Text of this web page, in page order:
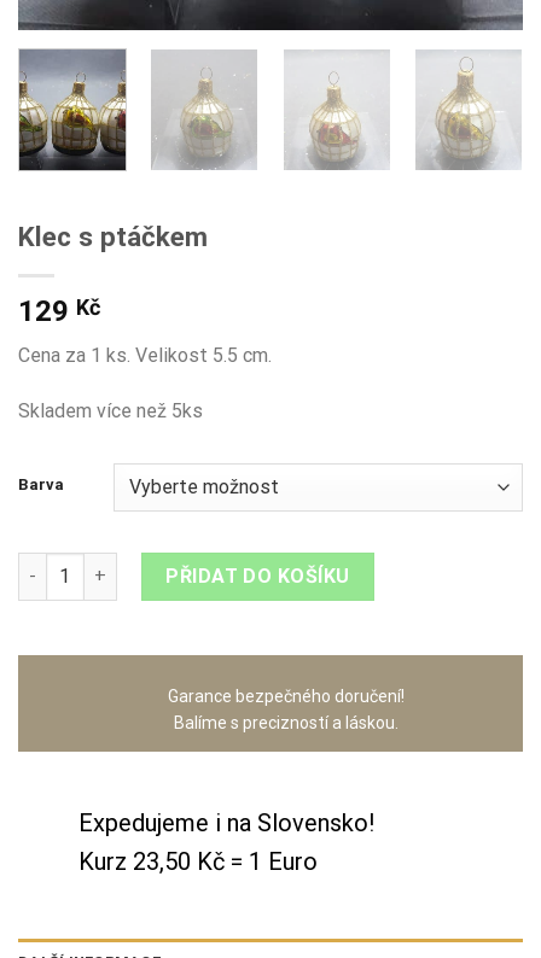
Klec s ptáčkem
129 Kč
Cena za 1 ks. Velikost 5.5 cm.
Skladem více než 5ks
Barva
Klec s ptáčkem množstvíPŘIDAT DO KOŠÍKU
Garance bezpečného doručení!
Balíme s precizností a láskou.
Expedujeme i na Slovensko!
Kurz 23,50 Kč = 1 Euro